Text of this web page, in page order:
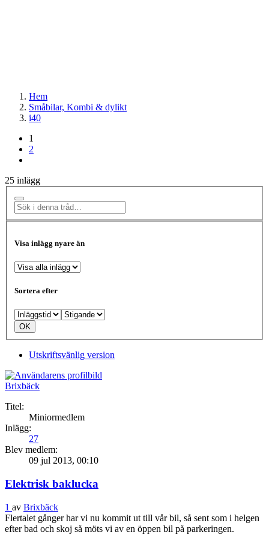
Hem
Småbilar, Kombi & dylikt
i40
1
2
25 inlägg
Visa inlägg nyare än
Sortera efter
Utskriftsvänlig version
Brixbäck
Titel:
Miniormedlem
Inlägg:
27
Blev medlem:
09 jul 2013, 00:10
Elektrisk baklucka
1 av Brixbäck
Flertalet gånger har vi nu kommit ut till vår bil, så sent som i helgen
efter bad och skoj så möts vi av en öppen bil på parkeringen.